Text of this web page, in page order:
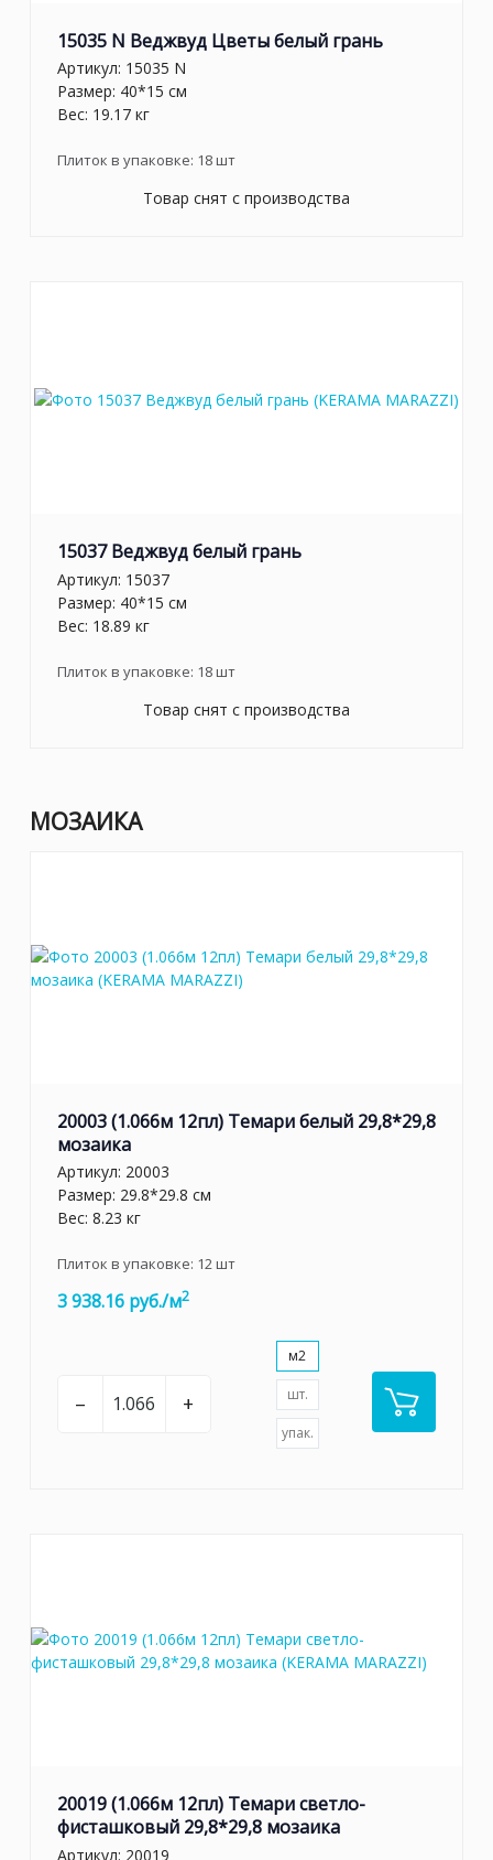
15035 N Веджвуд Цветы белый грань
Артикул: 15035 N
Размер: 40*15 см
Вес: 19.17 кг
Плиток в упаковке: 18шт
Товар снят с производства
15037 Веджвуд белый грань
Артикул: 15037
Размер: 40*15 см
Вес: 18.89 кг
Плиток в упаковке: 18шт
Товар снят с производства
МОЗАИКА
20003 (1.066м 12пл) Темари белый 29,8*29,8
мозаика
Артикул: 20003
Размер: 29.8*29.8 см
Вес: 8.23 кг
Плиток в упаковке: 12шт
3 938.16 руб./м2
– +
м2
шт.
упак.
20019 (1.066м 12пл) Темари светло-
фисташковый 29,8*29,8 мозаика
Артикул: 20019